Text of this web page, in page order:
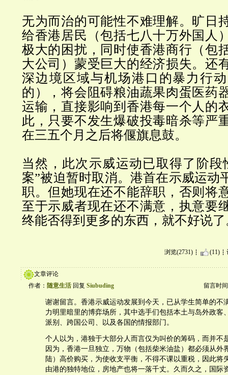
无为而治的可能性不难理解。旷日
给香港居民（包括七八十万外国人
极大的困扰，同时使香港商行（包
大公司）蒙受巨大的经济损失。还
深边境区域与机场港口的暴力行
的），将会阻碍粮油蔬果肉蛋医药
运输，直接影响到香港每一个人的
此，只要不发生爆破投毒暗杀等严
在三五个月之后将偃旗息鼓。
当然，此次示威运动已取得了阶段
案”被迫暂时取消。港首在示威运动
职。但她现在还不能辞职，否则将
至于示威者现在还不满意，执意要
终能否得到更多的东西，就不好说
浏览(2731) (11)
文章评论
作者： 随意生活 回复 Siubuding 留言时
谢谢留言。香港示威运动发展到今天，已从学生简单的不
力明里暗里的博弈场所，其中选手们包括本土与岛外政客
派别、跨国公司、以及各国的情报部门。
个人以为，港独于大部分人而言仅为叫价的筹码，而并不
因为，香港一旦独立，万物（包括柴米油盐）都必须从外
陆）高价购买，为使收支平衡，不得不课以重税，因此将
由港的独特地位，房地产也将一落千丈。久而久之，国际